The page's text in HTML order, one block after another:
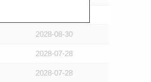
2028-08-30
2028-07-28
2028-07-28